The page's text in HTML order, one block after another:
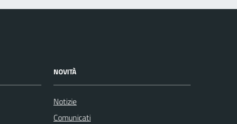
NOVITÀ
Notizie
Comunicati